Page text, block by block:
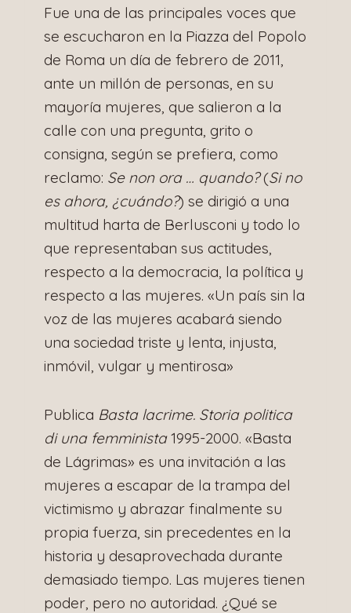
Fue una de las principales voces que
se escucharon en la Piazza del Popolo
de Roma un día de febrero de 2011,
ante un millón de personas, en su
mayoría mujeres, que salieron a la
calle con una pregunta, grito o
consigna, según se prefiera, como
reclamo: Se non ora … quando?(Si no
es ahora, ¿cuándo?) se dirigió a una
multitud harta de Berlusconi y todo lo
que representaban sus actitudes,
respecto a la democracia, la política y
respecto a las mujeres. «Un país sin la
voz de las mujeres acabará siendo
una sociedad triste y lenta, injusta,
inmóvil, vulgar y mentirosa»
Publica Basta lacrime. Storia politica
di una femminista1995-2000. «Basta
de Lágrimas» es una invitación a las
mujeres a escapar de la trampa del
victimismo y abrazar finalmente su
propia fuerza, sin precedentes en la
historia y desaprovechada durante
demasiado tiempo. Las mujeres tienen
poder, pero no autoridad. ¿Qué se